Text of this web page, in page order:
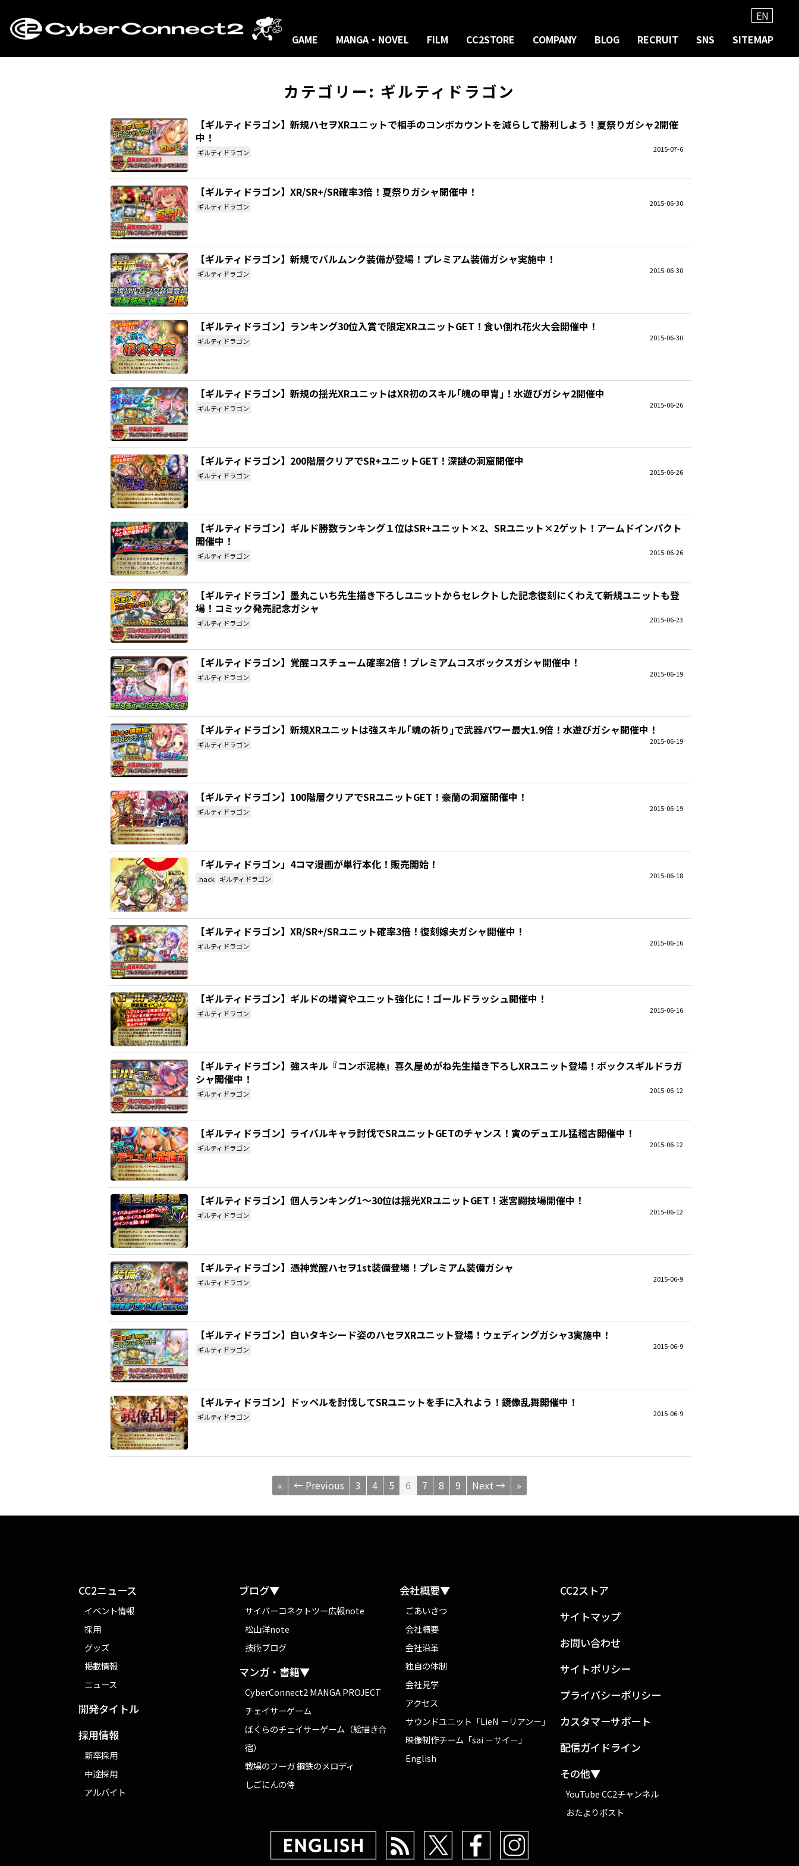
GAME MANGA・NOVEL FILM CC2STORE COMPANY BLOG RECRUIT SNS SITEMAP
EN
カテゴリー: ギルティドラゴン
【ギルティドラゴン】新規ハセヲXRユニットで相手のコンボカウントを減らして勝利しよう！夏祭りガシャ2開催
中！
2015-07-6
ギルティドラゴン
【ギルティドラゴン】XR/SR+/SR確率3倍！夏祭りガシャ開催中！
2015-06-30
ギルティドラゴン
【ギルティドラゴン】新規でバルムンク装備が登場！プレミアム装備ガシャ実施中！
2015-06-30
ギルティドラゴン
【ギルティドラゴン】ランキング30位入賞で限定XRユニットGET！食い倒れ花火大会開催中！
2015-06-30
ギルティドラゴン
【ギルティドラゴン】新規の揺光XRユニットはXR初のスキル｢魄の甲冑｣！水遊びガシャ2開催中
2015-06-26
ギルティドラゴン
【ギルティドラゴン】200階層クリアでSR+ユニットGET！深謎の洞窟開催中
2015-06-26
ギルティドラゴン
【ギルティドラゴン】ギルド勝数ランキング１位はSR+ユニット×2、SRユニット×2ゲット！アームドインパクト
開催中！
2015-06-26
ギルティドラゴン
【ギルティドラゴン】墨丸こいち先生描き下ろしユニットからセレクトした記念復刻にくわえて新規ユニットも登
場！コミック発売記念ガシャ
2015-06-23
ギルティドラゴン
【ギルティドラゴン】覚醒コスチューム確率2倍！プレミアムコスボックスガシャ開催中！
2015-06-19
ギルティドラゴン
【ギルティドラゴン】新規XRユニットは強スキル｢魂の祈り｣で武器パワー最大1.9倍！水遊びガシャ開催中！
2015-06-19
ギルティドラゴン
【ギルティドラゴン】100階層クリアでSRユニットGET！豪蘭の洞窟開催中！
2015-06-19
ギルティドラゴン
「ギルティドラゴン」4コマ漫画が単行本化！販売開始！
2015-06-18
.hack ギルティドラゴン
【ギルティドラゴン】XR/SR+/SRユニット確率3倍！復刻嫁夫ガシャ開催中！
2015-06-16
ギルティドラゴン
【ギルティドラゴン】ギルドの増資やユニット強化に！ゴールドラッシュ開催中！
2015-06-16
ギルティドラゴン
【ギルティドラゴン】強スキル『コンボ泥棒』喜久屋めがね先生描き下ろしXRユニット登場！ボックスギルドラガ
シャ開催中！
2015-06-12
ギルティドラゴン
【ギルティドラゴン】ライバルキャラ討伐でSRユニットGETのチャンス！寅のデュエル猛稽古開催中！
2015-06-12
ギルティドラゴン
【ギルティドラゴン】個人ランキング1～30位は揺光XRユニットGET！迷宮闘技場開催中！
2015-06-12
ギルティドラゴン
【ギルティドラゴン】憑神覚醒ハセヲ1st装備登場！プレミアム装備ガシャ
2015-06-9
ギルティドラゴン
【ギルティドラゴン】白いタキシード姿のハセヲXRユニット登場！ウェディングガシャ3実施中！
2015-06-9
ギルティドラゴン
【ギルティドラゴン】ドッペルを討伐してSRユニットを手に入れよう！鏡像乱舞開催中！
2015-06-9
ギルティドラゴン
« ← Previous 3 4 5 6 7 8 9 Next → »
CC2ニュース
イベント情報
採用
グッズ
掲載情報
ニュース
開発タイトル
採用情報
新卒採用
中途採用
アルバイト
ブログ▼
サイバーコネクトツー広報note
松山洋note
技術ブログ
マンガ・書籍▼
CyberConnect2 MANGA PROJECT
チェイサーゲーム
ぼくらのチェイサーゲーム（絵描き合
宿）
戦場のフーガ 鋼鉄のメロディ
しごにんの侍
会社概要▼
ごあいさつ
会社概要
会社沿革
独自の体制
会社見学
アクセス
サウンドユニット「LieN －リアン－」
映像制作チーム「sai －サイ－」
English
CC2ストア
サイトマップ
お問い合わせ
サイトポリシー
プライバシーポリシー
カスタマーサポート
配信ガイドライン
その他▼
YouTube CC2チャンネル
おたよりポスト